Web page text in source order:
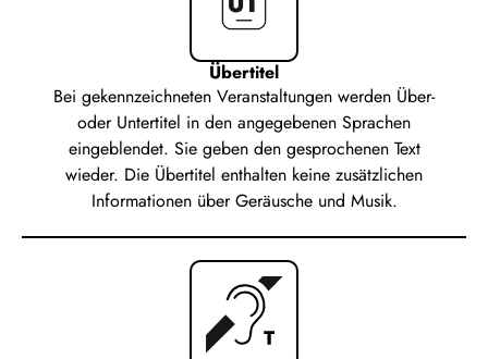
Übertitel
Bei gekennzeichneten Veranstaltungen werden Über-
oder Untertitel in den angegebenen Sprachen
eingeblendet. Sie geben den gesprochenen Text
wieder. Die Übertitel enthalten keine zusätzlichen
Informationen über Geräusche und Musik.